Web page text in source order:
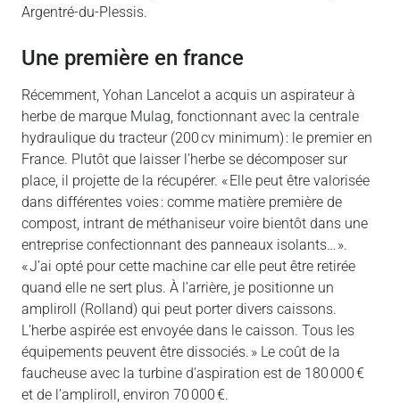
Argentré-du-Plessis.
une première en france
Récemment, Yohan Lancelot a acquis un aspirateur à
herbe de marque Mulag, fonctionnant avec la centrale
hydraulique du tracteur (200 cv minimum) : le premier en
France. Plutôt que laisser l’herbe se décomposer sur
place, il projette de la récupérer. « Elle peut être valorisée
dans différentes voies : comme matière première de
compost, intrant de méthaniseur voire bientôt dans une
entreprise confectionnant des panneaux isolants… ».
« J’ai opté pour cette machine car elle peut être retirée
quand elle ne sert plus. À l’arrière, je positionne un
ampliroll (Rolland) qui peut porter divers caissons.
L’herbe aspirée est envoyée dans le caisson. Tous les
équipements peuvent être dissociés. » Le coût de la
faucheuse avec la turbine d’aspiration est de 180 000 €
et de l’ampliroll, environ 70 000 €.